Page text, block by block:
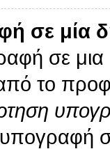
σε μία
σε
το